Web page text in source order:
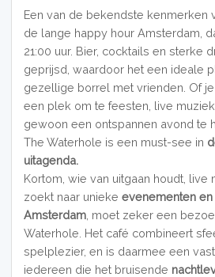
Een van de bekendste kenmerken
de lange happy hour Amsterdam,
21:00 uur. Bier, cocktails en sterke
geprijsd, waardoor het een ideale
gezellige borrel met vrienden. Of
een plek om te feesten, live
gewoon een ontspannen avond te
The Waterhole is een must-see in
uitagenda.
Kortom, wie van uitgaan houdt, live
zoekt naar unieke evenementen en
Amsterdam, moet zeker een
Waterhole. Het café combineert
spelplezier, en is daarmee een
iedereen die het bruisende